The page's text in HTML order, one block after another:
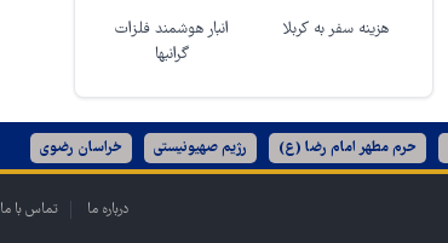
هزینه سفر به کربلا
انبار هوشمند فلزات
گرانبها
حرم مطهر امام رضا (ع) رژیم صهیونیستی خراسان رضوی
درباره ما تماس با ما